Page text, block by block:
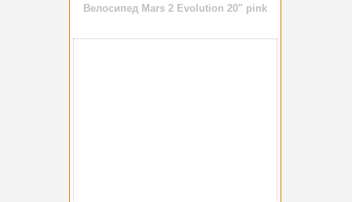
Велосипед Mars 2 Evolution 20" pink